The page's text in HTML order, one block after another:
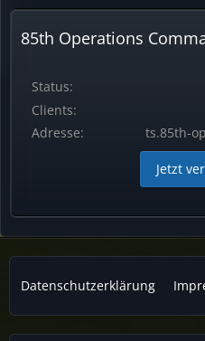
85th Operations
Status:
Clients:
Adresse:
ts.85th-
Jetzt
Datenschutzerklärung